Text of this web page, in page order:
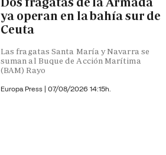
ya operan en la bahía sur de
Ceuta
Las fragatas Santa María y Navarra se
suman al Buque de Acción Marítima
(BAM) Rayo
Europa Press | 07/08/2026 14:15h.